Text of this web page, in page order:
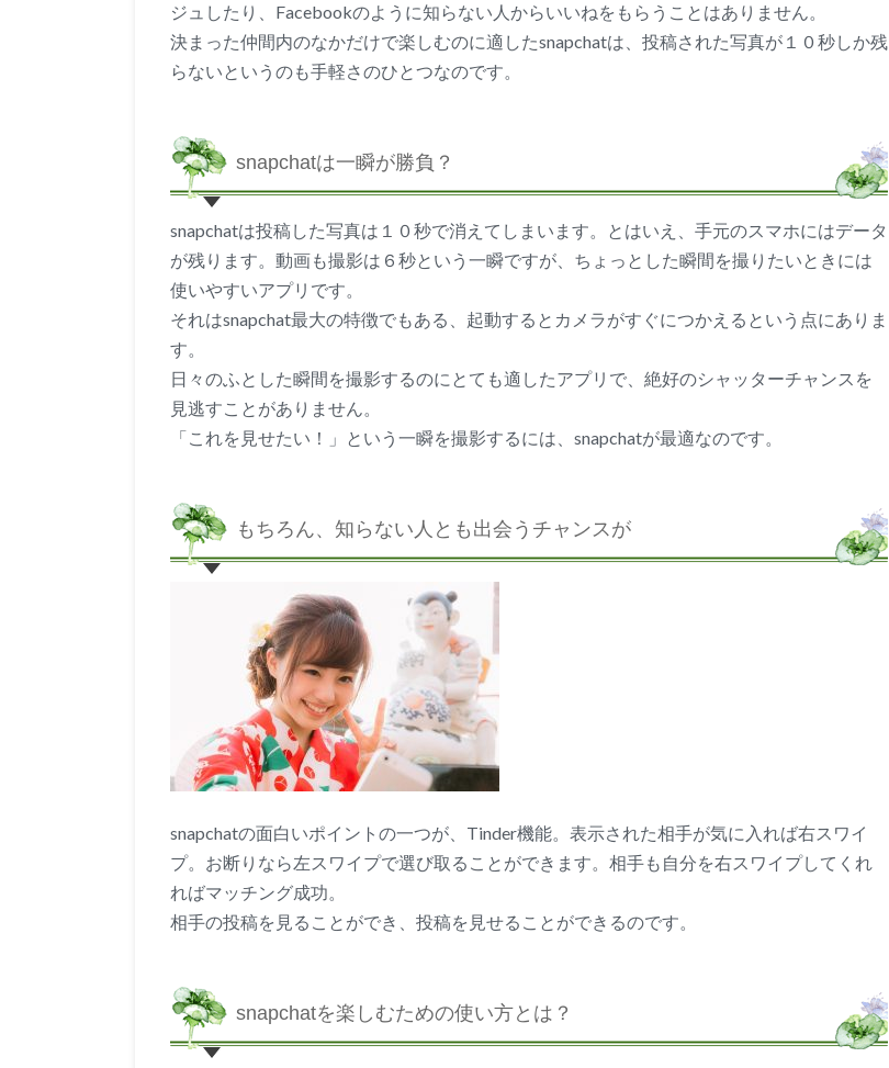
ジュしたり、Facebookのように知らない人からいいねをもらうことはありません。
決まった仲間内のなかだけで楽しむのに適したsnapchatは、投稿された写真が１０秒しか残
らないというのも手軽さのひとつなのです。
snapchatは一瞬が勝負？
snapchatは投稿した写真は１０秒で消えてしまいます。とはいえ、手元のスマホにはデータ
が残ります。動画も撮影は６秒という一瞬ですが、ちょっとした瞬間を撮りたいときには
使いやすいアプリです。
それはsnapchat最大の特徴でもある、起動するとカメラがすぐにつかえるという点にありま
す。
日々のふとした瞬間を撮影するのにとても適したアプリで、絶好のシャッターチャンスを
見逃すことがありません。
「これを見せたい！」という一瞬を撮影するには、snapchatが最適なのです。
もちろん、知らない人とも出会うチャンスが
snapchatの面白いポイントの一つが、Tinder機能。表示された相手が気に入れば右スワイ
プ。お断りなら左スワイプで選び取ることができます。相手も自分を右スワイプしてくれ
ればマッチング成功。
相手の投稿を見ることができ、投稿を見せることができるのです。
snapchatを楽しむための使い方とは？